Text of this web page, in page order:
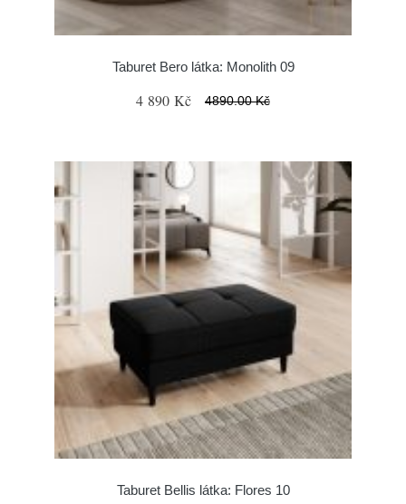
Taburet Bero látka: Monolith 09
4 890 Kč 4890.00 Kč
Taburet Bellis látka: Flores 10